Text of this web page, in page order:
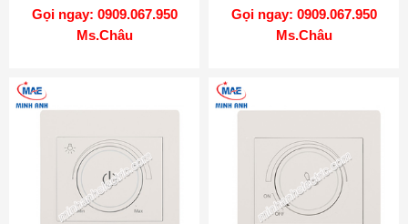
WGMT2RJRJ5
Gọi ngay: 0909.067.950
Ms.Châu
Gọi ngay: 0909.067.950
Ms.Châu